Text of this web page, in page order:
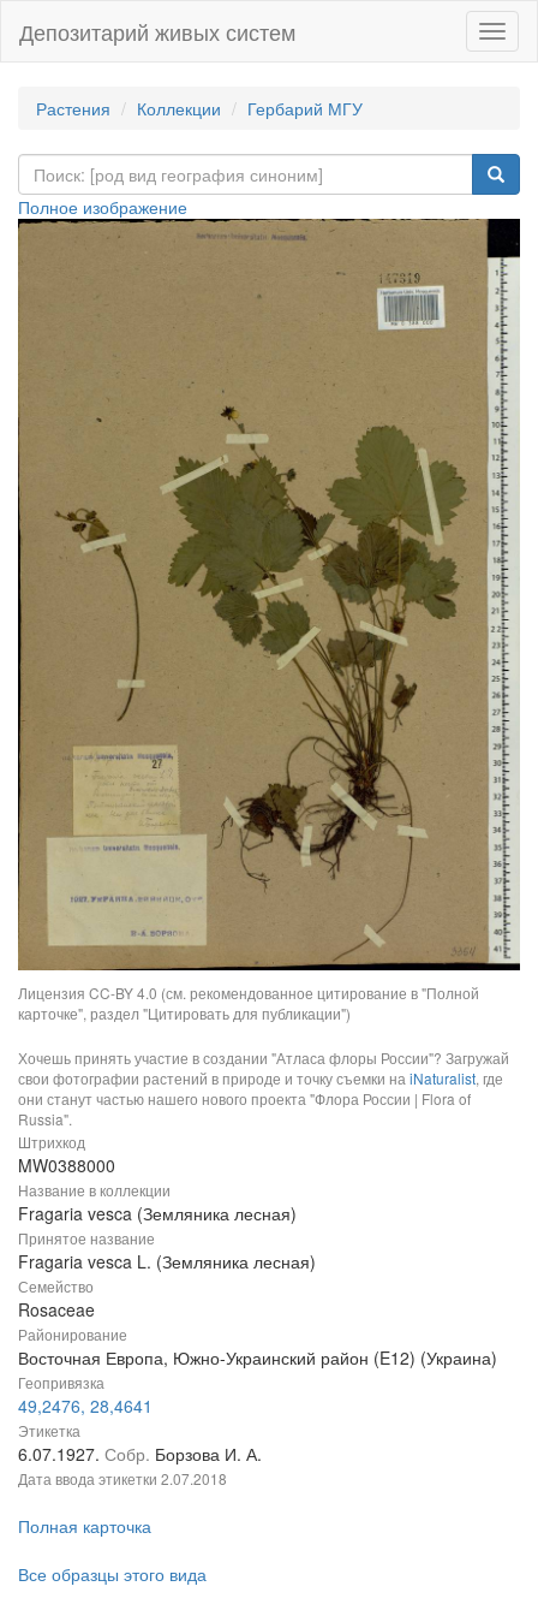
Депозитарий живых систем
Растения Коллекции Гербарий МГУ
Полное изображение
Лицензия CC-BY 4.0 (см. рекомендованное цитирование в "Полной
карточке", раздел "Цитировать для публикации")
Хочешь принять участие в создании "Атласа флоры России"? Загружай
свои фотографии растений в природе и точку съемки на iNaturalist, где
они станут частью нашего нового проекта "Флора России | Flora of
Russia".
Штрихкод
MW0388000
Название в коллекции
Fragaria vesca (Земляника лесная)
Принятое название
Fragaria vesca L. (Земляника лесная)
Семейство
Rosaceae
Районирование
Восточная Европа, Южно-Украинский район (E12) (Украина)
Геопривязка
49,2476, 28,4641
Этикетка
6.07.1927. Собр. Борзова И. А.
Дата ввода этикетки 2.07.2018
Полная карточка
Все образцы этого вида